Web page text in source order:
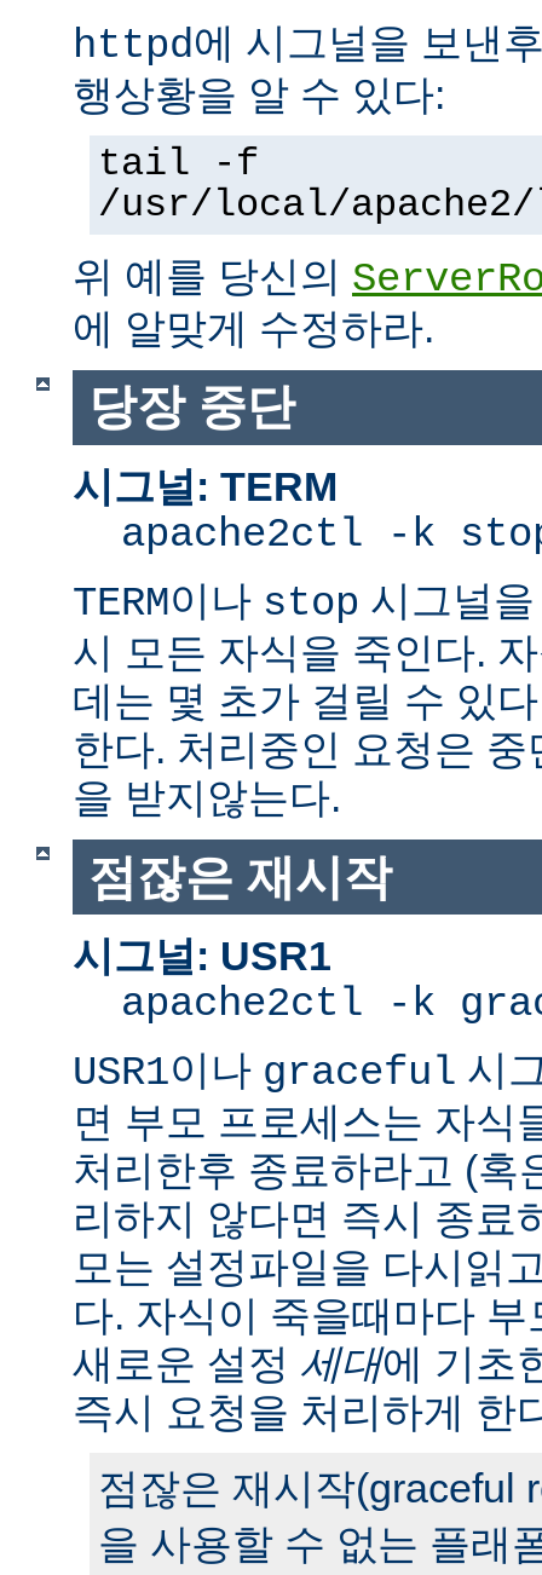
httpd에 시그널을 보낸
행상황을 알 수 있다:
tail -f
/usr/local/
위 예를 당신의
에 알맞게 수정하라.
당장 중단
시그널: TERM
apache2ctl -k
TERM이나 stop 시그널
시 모든 자식을 죽인다.
데는 몇 초가 걸릴 수 있
한다. 처리중인 요청은
을 받지않는다.
점잖은 재시작
시그널: USR1
apache2ctl -k
USR1이나 graceful 시
면 부모 프로세스는 자식
처리한후 종료하라고 (혹
리하지 않다면 즉시 종료
모는 설정파일을 다시읽
다. 자식이 죽을때마다
새로운 설정 세대에 기초
즉시 요청을 처리하게 한
점잖은 재시작(graceful
을 사용할 수 없는 플래